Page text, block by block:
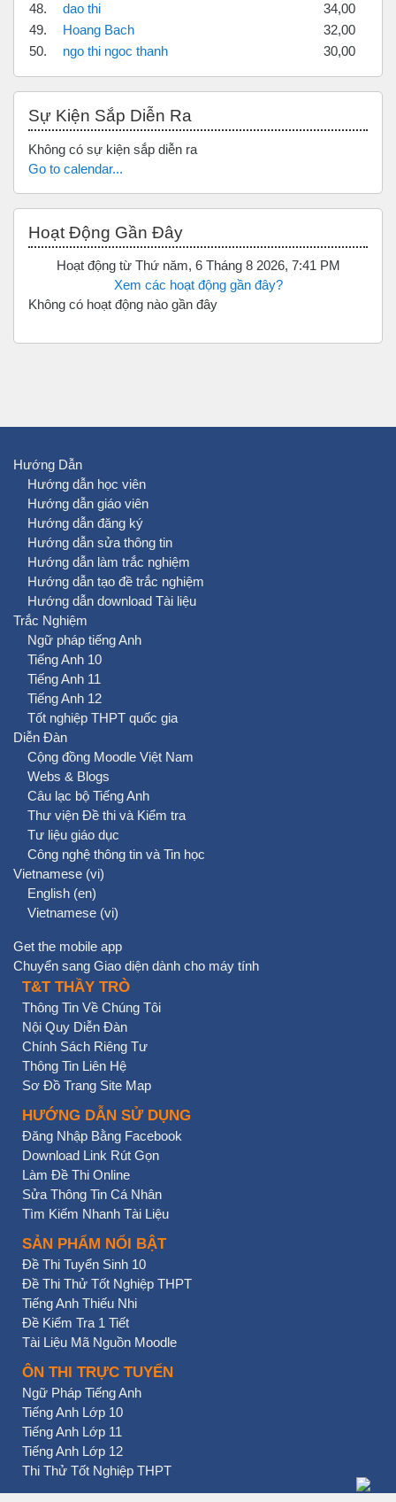
48.
dao thi
34,00
49.
Hoang Bach
32,00
50.
ngo thi ngoc thanh 30,00
Sự Kiện Sắp Diễn Ra
Không có sự kiện sắp diễn ra
Go to calendar...
Hoạt Động Gần Đây
Hoạt động từ Thứ năm, 6 Tháng 8 2026, 7:41 PM
Xem các hoạt động gần đây?
Không có hoạt động nào gần đây
Hướng Dẫn
Hướng dẫn học viên
Hướng dẫn giáo viên
Hướng dẫn đăng ký
Hướng dẫn sửa thông tin
Hướng dẫn làm trắc nghiệm
Hướng dẫn tạo đề trắc nghiệm
Hướng dẫn download Tài liệu
Trắc Nghiệm
Ngữ pháp tiếng Anh
Tiếng Anh 10
Tiếng Anh 11
Tiếng Anh 12
Tốt nghiệp THPT quốc gia
Diễn Đàn
Cộng đồng Moodle Việt Nam
Webs & Blogs
Câu lạc bộ Tiếng Anh
Thư viện Đề thi và Kiểm tra
Tư liệu giáo dục
Công nghệ thông tin và Tin học
Vietnamese ‎(vi)‎
English ‎(en)‎
Vietnamese ‎(vi)‎
Get the mobile app
Chuyển sang Giao diện dành cho máy tính
T&T THẦY TRÒ
Thông Tin Về Chúng Tôi
Nội Quy Diễn Đàn
Chính Sách Riêng Tư
Thông Tin Liên Hệ
Sơ Đồ Trang Site Map
HƯỚNG DẪN SỬ DỤNG
Đăng Nhập Bằng Facebook
Download Link Rút Gọn
Làm Đề Thi Online
Sửa Thông Tin Cá Nhân
Tìm Kiếm Nhanh Tài Liệu
SẢN PHẨM NỔI BẬT
Đề Thi Tuyển Sinh 10
Đề Thi Thử Tốt Nghiệp THPT
Tiếng Anh Thiếu Nhi
Đề Kiểm Tra 1 Tiết
Tài Liệu Mã Nguồn Moodle
ÔN THI TRỰC TUYẾN
Ngữ Pháp Tiếng Anh
Tiếng Anh Lớp 10
Tiếng Anh Lớp 11
Tiếng Anh Lớp 12
Thi Thử Tốt Nghiệp THPT